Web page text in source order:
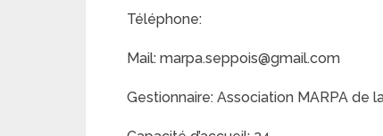
Téléphone:
Mail: marpa.seppois@gmail.com
Gestionnaire: Association MARPA de